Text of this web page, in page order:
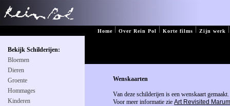
Wenskaarten
Van deze schilderijen is een wenskaart gemaakt.
Voor meer informatie zie Art Revisited Marum
Bekijk Schilderijen:
Bloemen
Dieren
Groente
Hommages
Kinderen
Home Over Rein Pol Korte films Zijn werk